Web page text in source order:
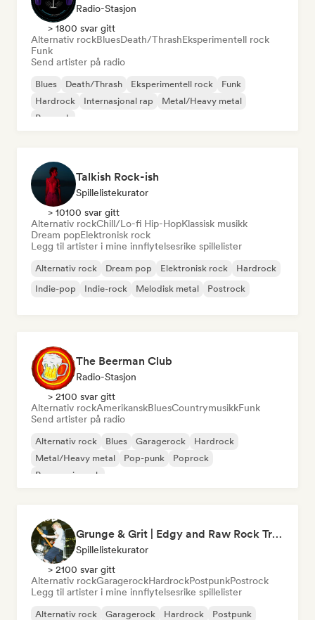
Radio-Stasjon
> 1800 svar gitt
Alternativ rockBluesDeath/ThrashEksperimentell rock
Funk
Send artister på radio
Blues Death/Thrash Eksperimentell rock
Funk
Hardrock
Internasjonal rap
Metal/Heavy metal
Poprock
Talkish Rock-ish
Spillelistekurator
> 10100 svar gitt
Alternativ rockChill/Lo-fi Hip-HopKlassisk musikk
Dream popElektronisk rock
Legg til artister i mine innflytelsesrike spillelister
Alternativ rock Dream pop Elektronisk rock
Hardrock
Indie-pop
Indie-rock Melodisk metal Postrock
The Beerman Club
Radio-Stasjon
> 2100 svar gitt
Alternativ rockAmerikanskBluesCountrymusikkFunk
Send artister på radio
Alternativ rock Blues Garagerock
Hardrock
Metal/Heavy metal
Pop-punk
Poprock
Progressiv rock
Grunge & Grit | Edgy and Raw Rock Tracks
Spillelistekurator
> 2100 svar gitt
Alternativ rockGaragerockHardrockPostpunkPostrock
Legg til artister i mine innflytelsesrike spillelister
Alternativ rock Garagerock Hardrock
Postpunk